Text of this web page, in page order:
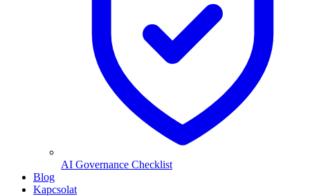
AI Governance Checklist
Blog
Kapcsolat